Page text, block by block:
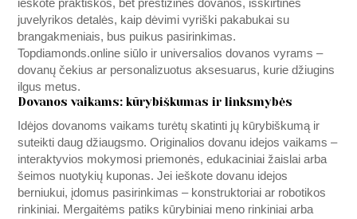
ieškote praktiškos, bet prestižinės dovanos, išskirtinės
juvelyrikos detalės, kaip dėvimi vyriški pakabukai su
brangakmeniais, bus puikus pasirinkimas.
Topdiamonds.online siūlo ir universalios dovanos vyrams –
dovanų čekius ar personalizuotus aksesuarus, kurie džiugins
ilgus metus.
Dovanos vaikams: kūrybiškumas ir linksmybės
Idėjos dovanoms vaikams turėtų skatinti jų kūrybiškumą ir
suteikti daug džiaugsmo. Originalios dovanu idejos vaikams –
interaktyvios mokymosi priemonės, edukaciniai žaislai arba
šeimos nuotykių kuponas. Jei ieškote dovanu idejos
berniukui, įdomus pasirinkimas – konstruktoriai ar robotikos
rinkiniai. Mergaitėms patiks kūrybiniai meno rinkiniai arba